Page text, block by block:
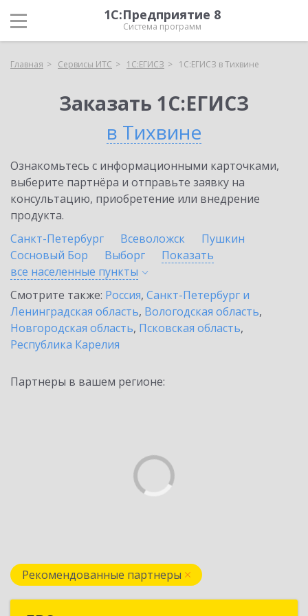
1С:Предприятие 8
Система программ
Главная Сервисы ИТС 1С:ЕГИСЗ 1С:ЕГИСЗ в Тихвине
Заказать 1С:ЕГИСЗ
в Тихвине
Ознакомьтесь с информационными карточками,
выберите партнёра и отправьте заявку на
консультацию, приобретение или внедрение
продукта.
Санкт-Петербург
Всеволожск
Пушкин
Сосновый Бор
Выборг
Показать
все населенные пункты
Смотрите также: Россия, Санкт-Петербург и
Ленинградская область, Вологодская область,
Новгородская область, Псковская область,
Республика Карелия
Партнеры в вашем регионе:
Рекомендованные партнеры